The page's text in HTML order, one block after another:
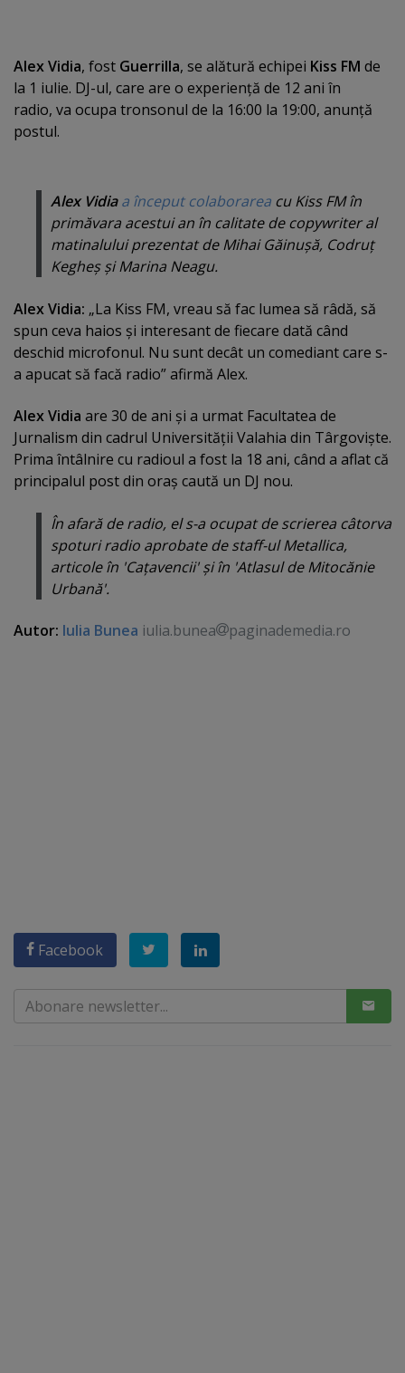
Alex Vidia, fost Guerrilla, se alătură echipei Kiss FM de
la 1 iulie. DJ-ul, care are o experienţă de 12 ani în
radio, va ocupa tronsonul de la 16:00 la 19:00, anunţă
postul.
Alex Vidia a început colaborarea cu Kiss FM în
primăvara acestui an în calitate de copywriter al
matinalului prezentat de Mihai Găinuşă, Codruţ
Kegheş şi Marina Neagu.
Alex Vidia: „La Kiss FM, vreau să fac lumea să râdă, să
spun ceva haios şi interesant de fiecare dată când
deschid microfonul. Nu sunt decât un comediant care s-
a apucat să facă radio” afirmă Alex.
Alex Vidia are 30 de ani şi a urmat Facultatea de
Jurnalism din cadrul Universităţii Valahia din Târgovişte.
Prima întâlnire cu radioul a fost la 18 ani, când a aflat că
principalul post din oraş caută un DJ nou.
În afară de radio, el s-a ocupat de scrierea câtorva
spoturi radio aprobate de staff-ul Metallica,
articole în 'Caţavencii' şi în 'Atlasul de Mitocănie
Urbană'.
Autor: Iulia Bunea iulia.bunea paginademedia.ro
Facebook